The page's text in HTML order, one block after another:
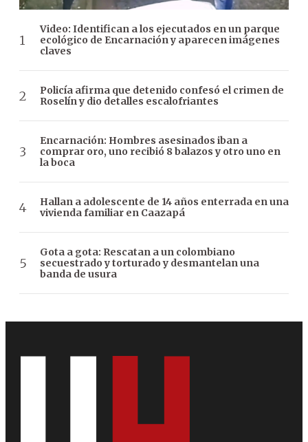
Video: Identifican a los ejecutados en un parque
ecológico de Encarnación y aparecen imágenes
claves
Policía afirma que detenido confesó el crimen de
Roselín y dio detalles escalofriantes
Encarnación: Hombres asesinados iban a
comprar oro, uno recibió 8 balazos y otro uno en
la boca
Hallan a adolescente de 14 años enterrada en una
vivienda familiar en Caazapá
Gota a gota: Rescatan a un colombiano
secuestrado y torturado y desmantelan una
banda de usura